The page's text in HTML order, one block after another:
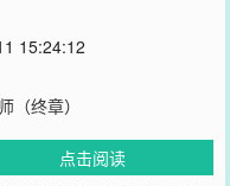
15:24:12
（终章）
点击阅读